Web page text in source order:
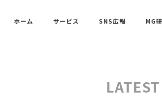
ホーム サービス SNS広報 MG